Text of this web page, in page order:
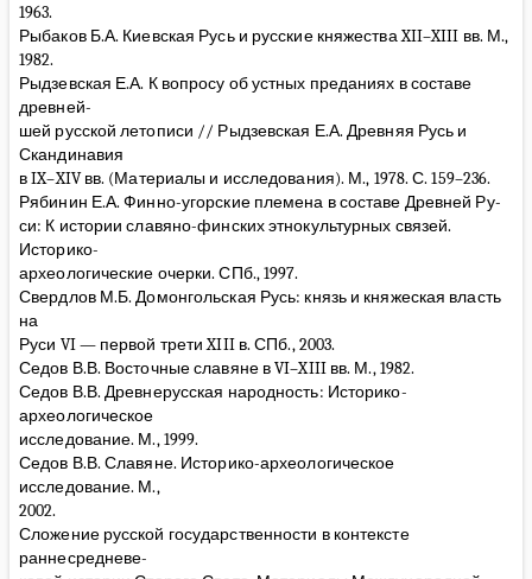
1963.
Рыбаков Б.А. Киевская Русь и русские княжества XII–XIII вв. М.,
1982.
Рыдзевская Е.А. К вопросу об устных преданиях в составе
древней-
шей русской летописи // Рыдзевская Е.А. Древняя Русь и
Скандинавия
в IX–XIV вв. (Материалы и исследования). М., 1978. С. 159–236.
Рябинин Е.А. Финно-угорские племена в составе Древней Ру-
си: К истории славяно-финских этнокультурных связей.
Историко-
археологические очерки. СПб., 1997.
Свердлов М.Б. Домонгольская Русь: князь и княжеская власть
на
Руси VI — первой трети XIII в. СПб., 2003.
Седов В.В. Восточные славяне в VI–XIII вв. М., 1982.
Седов В.В. Древнерусская народность: Историко-
археологическое
исследование. М., 1999.
Седов В.В. Славяне. Историко-археологическое
исследование. М.,
2002.
Сложение русской государственности в контексте
раннесредневе-